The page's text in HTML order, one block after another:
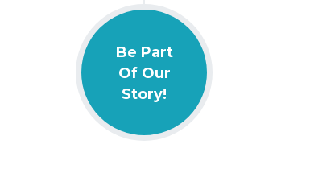
Be Part
Of Our
Story!